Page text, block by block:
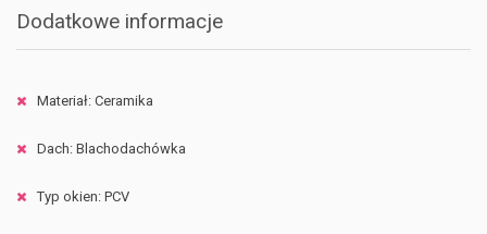
Dodatkowe informacje
Materiał: Ceramika
Dach: Blachodachówka
Typ okien: PCV